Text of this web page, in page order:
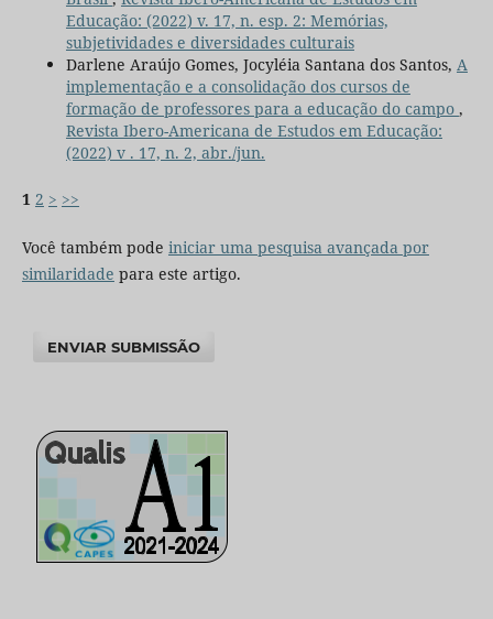
Educação: (2022) v. 17, n. esp. 2: Memórias,
subjetividades e diversidades culturais
Darlene Araújo Gomes, Jocyléia Santana dos Santos, A
implementação e a consolidação dos cursos de
formação de professores para a educação do campo ,
Revista Ibero-Americana de Estudos em Educação:
(2022) v . 17, n. 2, abr./jun.
1 2 > >>
Você também pode iniciar uma pesquisa avançada por
similaridade para este artigo.
ENVIAR SUBMISSÃO